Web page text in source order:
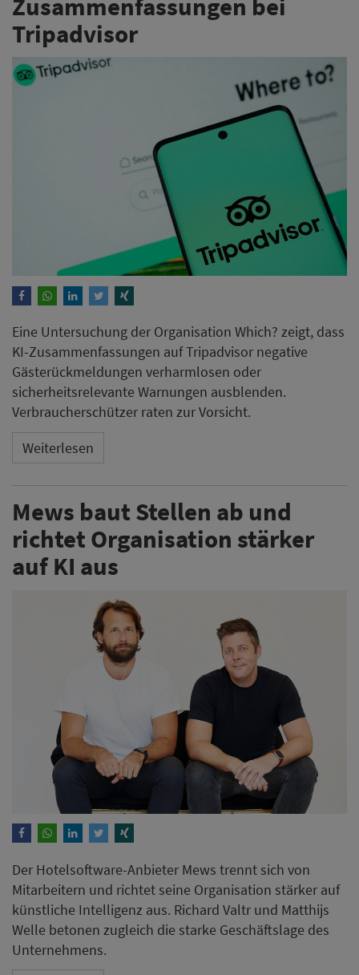
Tripadvisor
Eine Untersuchung der Organisation Which? zeigt, dass
KI-Zusammenfassungen auf Tripadvisor negative
Gästerückmeldungen verharmlosen oder
sicherheitsrelevante Warnungen ausblenden.
Verbraucherschützer raten zur Vorsicht.
Weiterlesen
Mews baut Stellen ab und
richtet Organisation stärker
auf KI aus
Der Hotelsoftware-Anbieter Mews trennt sich von
Mitarbeitern und richtet seine Organisation stärker auf
künstliche Intelligenz aus. Richard Valtr und Matthijs
Welle betonen zugleich die starke Geschäftslage des
Unternehmens.